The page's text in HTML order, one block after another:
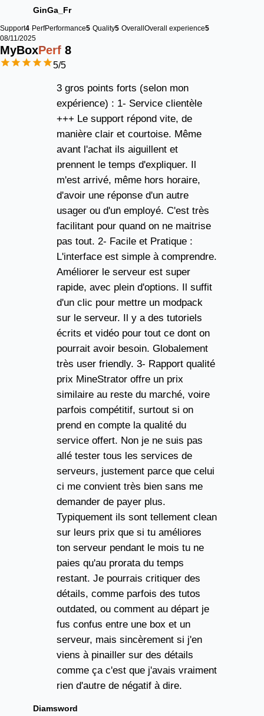
GinGa_Fr
Support4 PerfPerformance5 Quality5 Overall Overall experience5
08/11/2025
MyBoxPerf 8
5/5
3 gros points forts (selon mon
expérience) : 1- Service clientèle
+++ Le support répond vite, de
manière clair et courtoise. Même
avant l'achat ils aiguillent et
prennent le temps d'expliquer. Il
m'est arrivé, même hors horaire,
d'avoir une réponse d'un autre
usager ou d'un employé. C'est très
facilitant pour quand on ne maitrise
pas tout. 2- Facile et Pratique :
L'interface est simple à comprendre.
Améliorer le serveur est super
rapide, avec plein d'options. Il suffit
d'un clic pour mettre un modpack
sur le serveur. Il y a des tutoriels
écrits et vidéo pour tout ce dont on
pourrait avoir besoin. Globalement
très user friendly. 3- Rapport qualité
prix MineStrator offre un prix
similaire au reste du marché, voire
parfois compétitif, surtout si on
prend en compte la qualité du
service offert. Non je ne suis pas
allé tester tous les services de
serveurs, justement parce que celui
ci me convient très bien sans me
demander de payer plus.
Typiquement ils sont tellement clean
sur leurs prix que si tu améliores
ton serveur pendant le mois tu ne
paies qu'au prorata du temps
restant. Je pourrais critiquer des
détails, comme parfois des tutos
outdated, ou comment au départ je
fus confus entre une box et un
serveur, mais sincèrement si j'en
viens à pinailler sur des détails
comme ça c'est que j'avais vraiment
rien d'autre de négatif à dire.
Diamsword